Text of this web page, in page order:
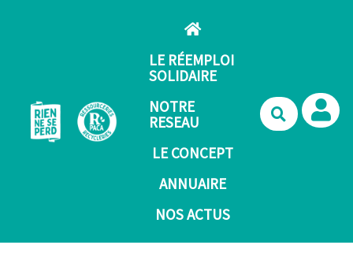
LE RÉEMPLOI
SOLIDAIRE
NOTRE
RESEAU
LE CONCEPT
ANNUAIRE
NOS ACTUS